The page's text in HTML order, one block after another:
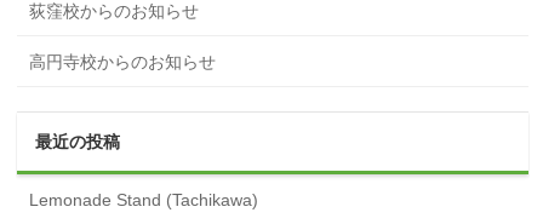
荻窪校からのお知らせ
高円寺校からのお知らせ
最近の投稿
Lemonade Stand (Tachikawa)